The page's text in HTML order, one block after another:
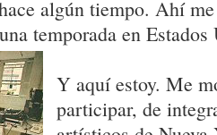
algún tiempo. Ahí
temporada en Estados
Y aquí estoy. Me
participar, de